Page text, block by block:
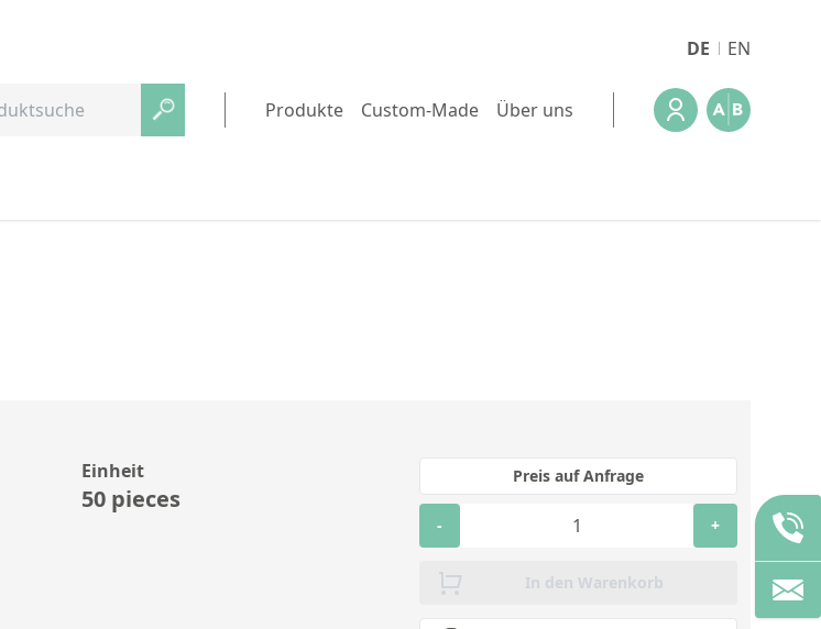
DE EN
Produkte Custom-Made Über uns
Einheit
50 pieces
Preis auf Anfrage
- +
In den Warenkorb